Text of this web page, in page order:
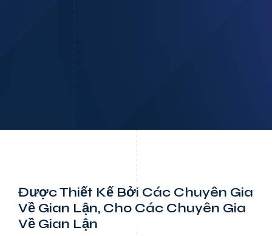
Được Thiết Kế Bởi Các Chuyên Gia
Về Gian Lận, Cho Các Chuyên Gia
Về Gian Lận